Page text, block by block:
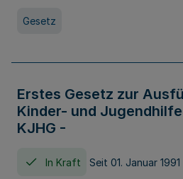
Gesetz
Erstes Gesetz zur
Kinder- und
KJHG -
In Kraft Seit 01. Januar 1991